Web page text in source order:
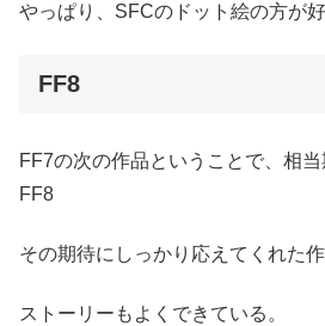
やっぱり、SFCのドット絵の方が好
FF8
FF7の次の作品ということで、相
FF8
その期待にしっかり応えてくれた
ストーリーもよくできている。